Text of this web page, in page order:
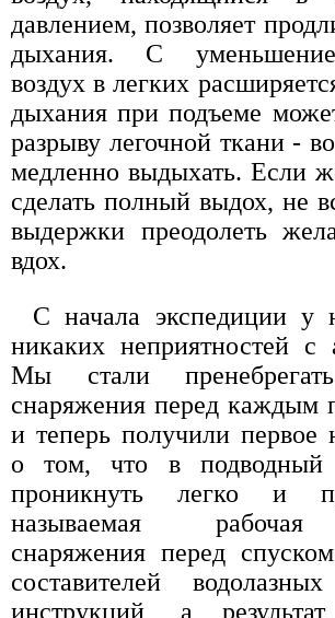
давлением, позволяет
дыхания. С
воздух в легких
дыхания при подъеме
разрыву легочной ткани -
медленно выдыхать. Если
сделать полный выдох, не
выдержки преодолеть
вдох.
С начала экспедиции у
никаких неприятностей с
Мы стали
снаряжения перед каждым
и теперь получили первое
о том, что в подводный
проникнуть легко и
называемая рабочая
снаряжения перед
составителей
инструкций, а